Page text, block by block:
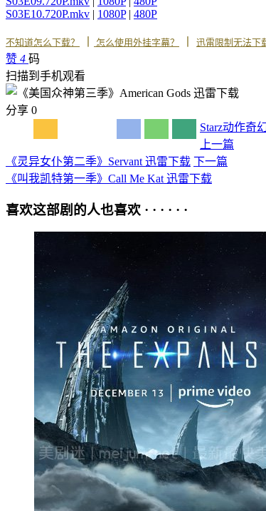
S03E10.720P.mkv | 1080P| 480P
不知道怎么下载？ 怎么使用外挂字幕？ 迅雷限制无法下
赞 4 码
扫描到手机观看
分享 0
Starz动作奇
上一篇
《灵异女仆第二季》Servant 迅雷下载 下一篇
《叫我凯特第一季》Call Me Kat 迅雷下载
喜欢这部剧的人也喜欢 · · · · · ·